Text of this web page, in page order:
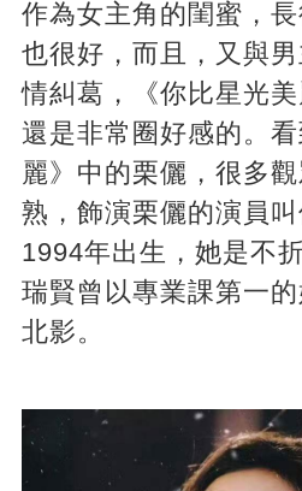
作為女主角的閨蜜，
也很好，而且，又與
情糾葛，《你比星光美
還是非常圈好感的。
麗》中的栗儷，很多
熟，飾演栗儷的演員
1994年出生，她是不
瑞賢曾以專業課第一
北影。